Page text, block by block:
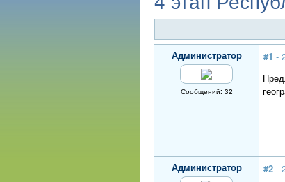
Администратор
Сообщений: 32
#1 -
Администратор #2 -